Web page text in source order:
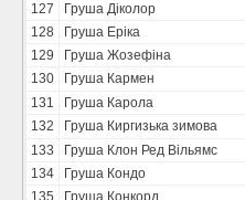
127
Груша Діколор
128
Груша Еріка
129
Груша Жозефіна
130
Груша Кармен
131
Груша Карола
132
Груша Киргизька зимова
133
Груша Клон Ред Вільямс
134
Груша Кондо
135
Груша Конкорд